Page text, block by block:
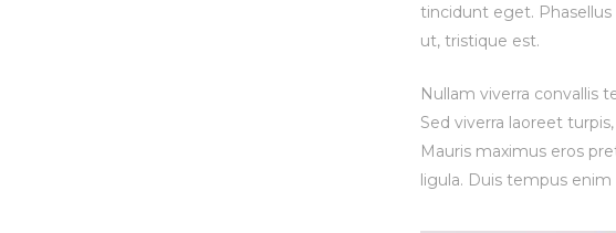
tincidunt eget.
ut, tristique est.
Nullam viverra convallis
Sed viverra laoreet
Mauris maximus eros
ligula. Duis tempus